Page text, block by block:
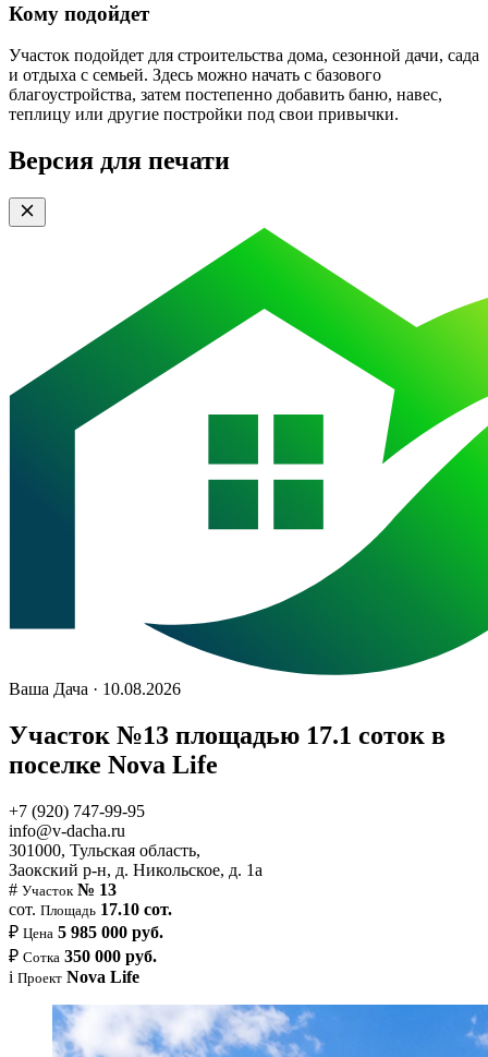
Кому подойдет
Участок подойдет для строительства дома, сезонной дачи, сада
и отдыха с семьей. Здесь можно начать с базового
благоустройства, затем постепенно добавить баню, навес,
теплицу или другие постройки под свои привычки.
Версия для печати
Ваша Дача · 10.08.2026
Участок №13 площадью 17.1 соток в
поселке Nova Life
+7 (920) 747-99-95
info@v-dacha.ru
301000, Тульская область,
Заокский р-н, д. Никольское, д. 1а
# Участок № 13
сот. Площадь 17.10 сот.
₽ Цена 5 985 000 руб.
₽ Сотка 350 000 руб.
i Проект Nova Life